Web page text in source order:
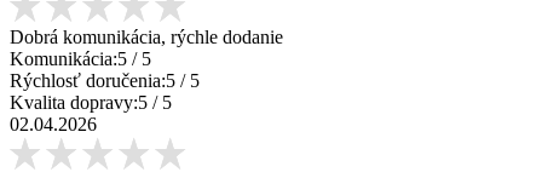
Dobrá komunikácia, rýchle dodanie
Komunikácia:5 / 5
Rýchlosť doručenia:5 / 5
Kvalita dopravy:5 / 5
02.04.2026